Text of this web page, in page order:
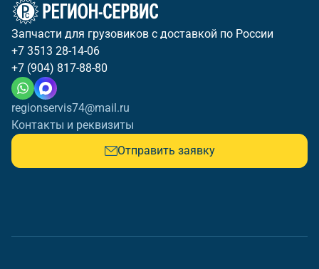
Запчасти для грузовиков с доставкой по России
+7 3513 28-14-06
+7 (904) 817-88-80
regionservis74@mail.ru
Контакты и реквизиты
Отправить заявку